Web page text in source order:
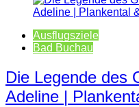
Ausflugsziele
Bad Buchau
Die Legende des
Adeline |